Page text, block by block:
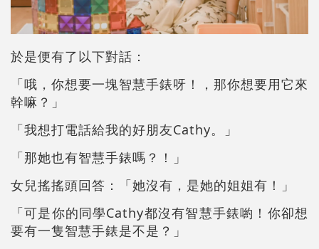
於是便有了以下對話：
「哦，你想要一塊智慧手錶呀！，那你想要用它來
幹嘛？」
「我想打電話給我的好朋友Cathy。」
「那她也有智慧手錶嗎？！」
女兒搖搖頭回答：「她沒有，是她的姐姐有！」
「可是你的同學Cathy都沒有智慧手錶喲！你卻想
要有一隻智慧手錶是不是？」